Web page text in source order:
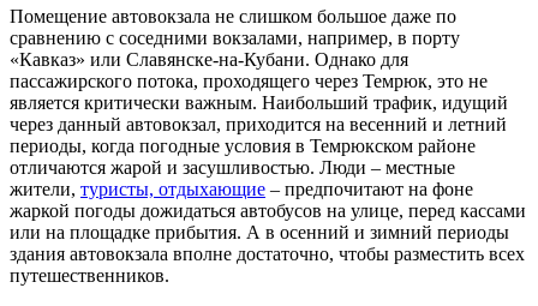
Помещение автовокзала не слишком большое даже по
сравнению с соседними вокзалами, например, в порту
«Кавказ» или Славянске-на-Кубани. Однако для
пассажирского потока, проходящего через Темрюк, это не
является критически важным. Наибольший трафик, идущий
через данный автовокзал, приходится на весенний и летний
периоды, когда погодные условия в Темрюкском районе
отличаются жарой и засушливостью. Люди – местные
жители, туристы, отдыхающие – предпочитают на фоне
жаркой погоды дожидаться автобусов на улице, перед кассами
или на площадке прибытия. А в осенний и зимний периоды
здания автовокзала вполне достаточно, чтобы разместить всех
путешественников.